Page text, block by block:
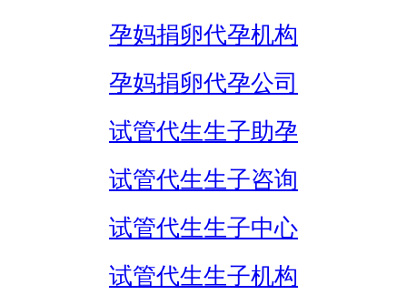
孕妈捐卵代孕机构
孕妈捐卵代孕公司
试管代生生子助孕
试管代生生子咨询
试管代生生子中心
试管代生生子机构